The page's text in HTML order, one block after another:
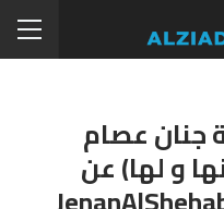
جنان عصام
و لها) عن